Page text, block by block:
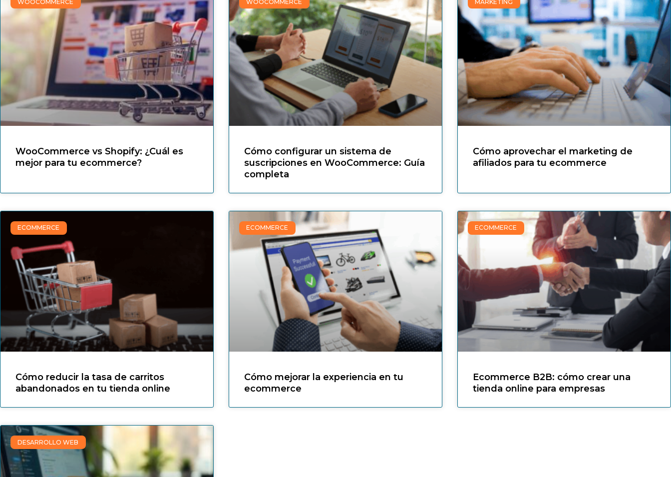
WOOCOMMERCE
WooCommerce vs Shopify: ¿Cuál es
mejor para tu ecommerce?
WOOCOMMERCE
Cómo configurar un sistema de
suscripciones en WooCommerce: Guía
completa
MARKETING
Cómo aprovechar el marketing de
afiliados para tu ecommerce
ECOMMERCE
Cómo reducir la tasa de carritos
abandonados en tu tienda online
ECOMMERCE
Cómo mejorar la experiencia en tu
ecommerce
ECOMMERCE
Ecommerce B2B: cómo crear una
tienda online para empresas
DESARROLLO WEB